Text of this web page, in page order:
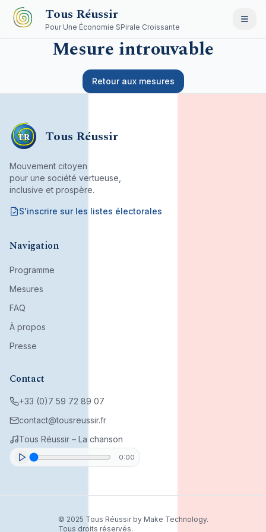
Aller au contenu principal
Tous Réussir
Pour Une Économie SPirale Croissante
Mesure introuvable
Retour aux mesures
TR Tous Réussir
Mouvement citoyen
pour une société vertueuse,
inclusive et prospère.
S'inscrire sur les listes électorales
Navigation
Programme
Mesures
FAQ
À propos
Presse
Contact
+33 (0)7 59 72 89 07
contact@tousreussir.fr
Tous Réussir – La chanson
0:00
© 2025 Tous Réussir by Make Technology.
Tous droits réservés.